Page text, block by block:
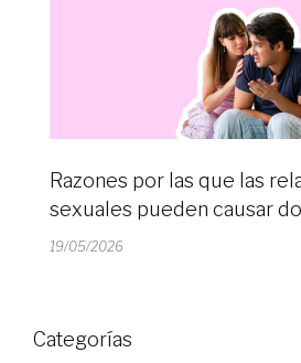
Razones por las que las
sexuales pueden causar
19/05/2026
Categorías